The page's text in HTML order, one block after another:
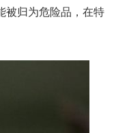
被归为危险品，在特